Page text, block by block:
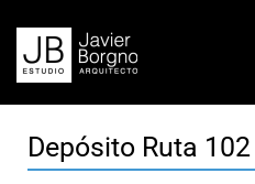
Depósito Ruta 102